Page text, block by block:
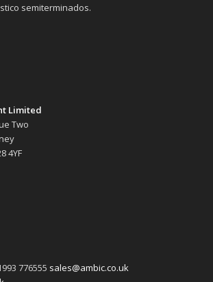
semiterminados.
Limited
Two
4YF
776555 sales@ambic.co.uk